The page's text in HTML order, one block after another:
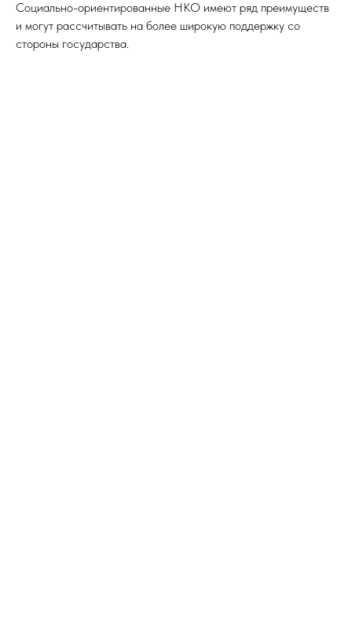
Социально-ориентированные НКО имеют ряд преимуществ
и могут рассчитывать на более широкую поддержку со
стороны государства.